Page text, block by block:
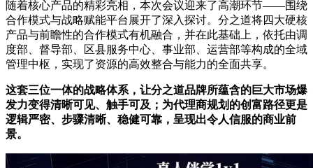
随着核心产品的精彩亮相，本次会议迎来了高潮环节——围绕
合作模式与战略赋能平台展开了深入探讨。分之道将四大硬核
产品与前瞻性的合作模式有机融合，并在此基础上，依托由调
度部、督导部、区县服务中心、事业部、运营部等构成的全域
管理中枢，实现了资源的高效整合与能力的全面共享。
这套三位一体的战略体系，让分之道品牌所蕴含的巨大市场爆
发力变得清晰可见、触手可及；为代理商规划的创富路径更是
逻辑严密、步骤清晰、稳健可靠，呈现出令人信服的商业前
景。